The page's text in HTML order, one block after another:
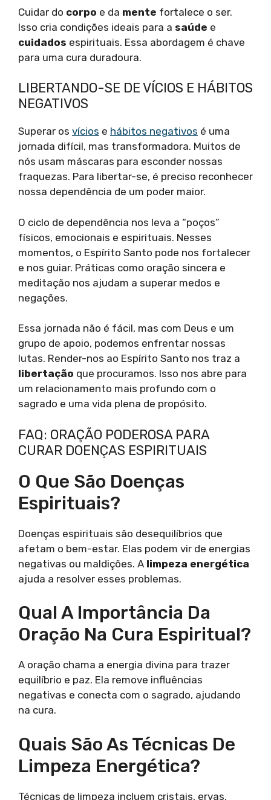
Cuidar do corpo e da mente fortalece o ser.
Isso cria condições ideais para a saúde e
cuidados espirituais. Essa abordagem é chave
para uma cura duradoura.
LIBERTANDO-SE DE VÍCIOS E HÁBITOS
NEGATIVOS
Superar os vícios e hábitos negativos é uma
jornada difícil, mas transformadora. Muitos de
nós usam máscaras para esconder nossas
fraquezas. Para libertar-se, é preciso reconhecer
nossa dependência de um poder maior.
O ciclo de dependência nos leva a “poços”
físicos, emocionais e espirituais. Nesses
momentos, o Espírito Santo pode nos fortalecer
e nos guiar. Práticas como oração sincera e
meditação nos ajudam a superar medos e
negações.
Essa jornada não é fácil, mas com Deus e um
grupo de apoio, podemos enfrentar nossas
lutas. Render-nos ao Espírito Santo nos traz a
libertação que procuramos. Isso nos abre para
um relacionamento mais profundo com o
sagrado e uma vida plena de propósito.
FAQ: ORAÇÃO PODEROSA PARA
CURAR DOENÇAS ESPIRITUAIS
O Que São Doenças
Espirituais?
Doenças espirituais são desequilíbrios que
afetam o bem-estar. Elas podem vir de energias
negativas ou maldições. A limpeza energética
ajuda a resolver esses problemas.
Qual A Importância Da
Oração Na Cura Espiritual?
A oração chama a energia divina para trazer
equilíbrio e paz. Ela remove influências
negativas e conecta com o sagrado, ajudando
na cura.
Quais São As Técnicas De
Limpeza Energética?
Técnicas de limpeza incluem cristais, ervas,